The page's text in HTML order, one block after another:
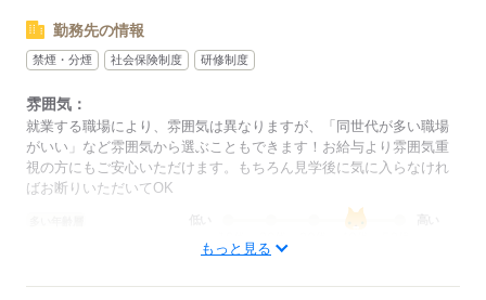
勤務先の情報
禁煙・分煙 社会保険制度 研修制度
雰囲気：
就業する職場により、雰囲気は異なりますが、「同世代が多い職場
がいい」など雰囲気から選ぶこともできます！お給与より雰囲気重
視の方にもご安心いただけます。もちろん見学後に気に入らなけれ
ばお断りいただいてOK
低い
もっと見る